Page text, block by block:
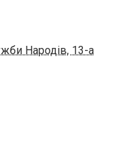
Народів, 13-а